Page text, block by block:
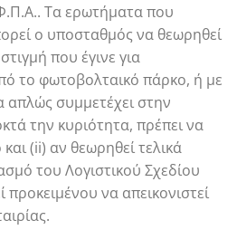
Τα ερωτήματα που
ο υποσταθμός να θεωρηθεί
που έγινε για
το φωτοβολταικό πάρκο, ή με
απλώς συμμετέχει στην
την κυριότητα, πρέπει να
(ii) αν θεωρηθεί τελικά
του Λογιστικού Σχεδίου
να απεικονιστεί